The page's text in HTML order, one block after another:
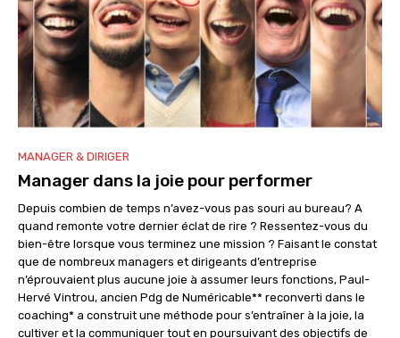
MANAGER & DIRIGER
Manager dans la joie pour performer
Depuis combien de temps n’avez-vous pas souri au bureau? A
quand remonte votre dernier éclat de rire ? Ressentez-vous du
bien-être lorsque vous terminez une mission ? Faisant le constat
que de nombreux managers et dirigeants d’entreprise
n’éprouvaient plus aucune joie à assumer leurs fonctions, Paul-
Hervé Vintrou, ancien Pdg de Numéricable** reconverti dans le
coaching* a construit une méthode pour s’entraîner à la joie, la
cultiver et la communiquer tout en poursuivant des objectifs de